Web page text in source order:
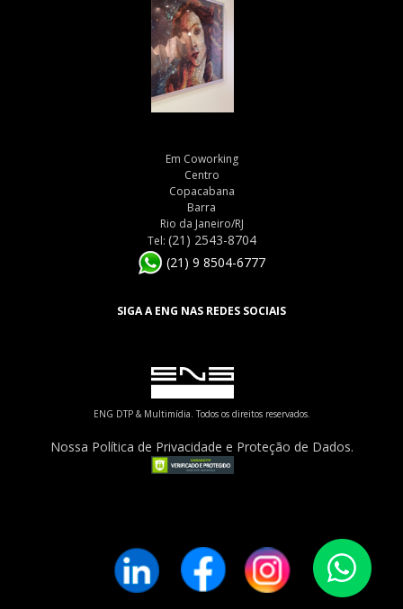
Em Coworking
Centro
Copacabana
Barra
Rio da Janeiro/RJ
Tel: (21) 2543-8704
(21) 9 8504-6777
SIGA A ENG NAS REDES SOCIAIS
ENG DTP & Multimídia. Todos os direitos reservados.
Nossa Política de Privacidade e Proteção de Dados.